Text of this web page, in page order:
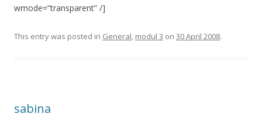
wmode=”transparent” /]
This entry was posted in General, modul 3 on 30 April 2008.
sabina